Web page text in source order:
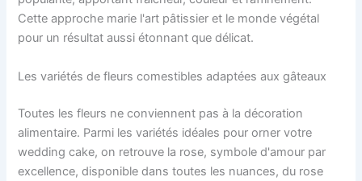
Cette approche marie l'art pâtissier et le monde végétal
pour un résultat aussi étonnant que délicat.
Les variétés de fleurs comestibles adaptées aux gâteaux
Toutes les fleurs ne conviennent pas à la décoration
alimentaire. Parmi les variétés idéales pour orner votre
wedding cake, on retrouve la rose, symbole d'amour par
excellence, disponible dans toutes les nuances, du rose